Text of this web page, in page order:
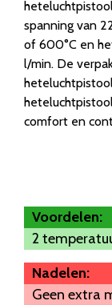
spanning van
of 600°C en
l/min. De
comfort en
Voordelen:
2
Nadelen:
Geen extra